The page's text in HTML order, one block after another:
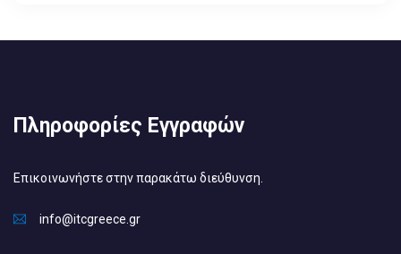
Πληροφορίες Εγγραφών
Επικοινωνήστε στην παρακάτω διεύθυνση.
info@itcgreece.gr